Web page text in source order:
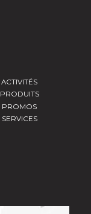
ACTIVITÉS
PRODUITS
PROMOS
SERVICES